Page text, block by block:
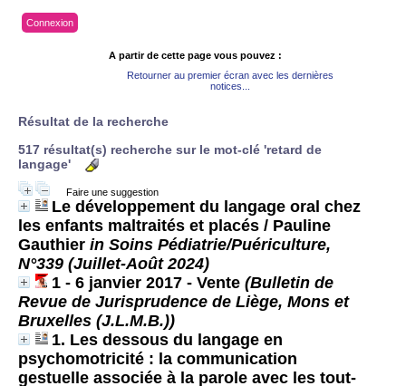
Connexion
A partir de cette page vous pouvez :
Retourner au premier écran avec les dernières
notices...
Résultat de la recherche
517 résultat(s) recherche sur le mot-clé 'retard de
langage'
Faire une suggestion
Le développement du langage oral chez
les enfants maltraités et placés / Pauline
Gauthier in Soins Pédiatrie/Puériculture,
N°339 (Juillet-Août 2024)
1 - 6 janvier 2017 - Vente (Bulletin de
Revue de Jurisprudence de Liège, Mons et
Bruxelles (J.L.M.B.))
1. Les dessous du langage en
psychomotricité : la communication
gestuelle associée à la parole avec les tout-